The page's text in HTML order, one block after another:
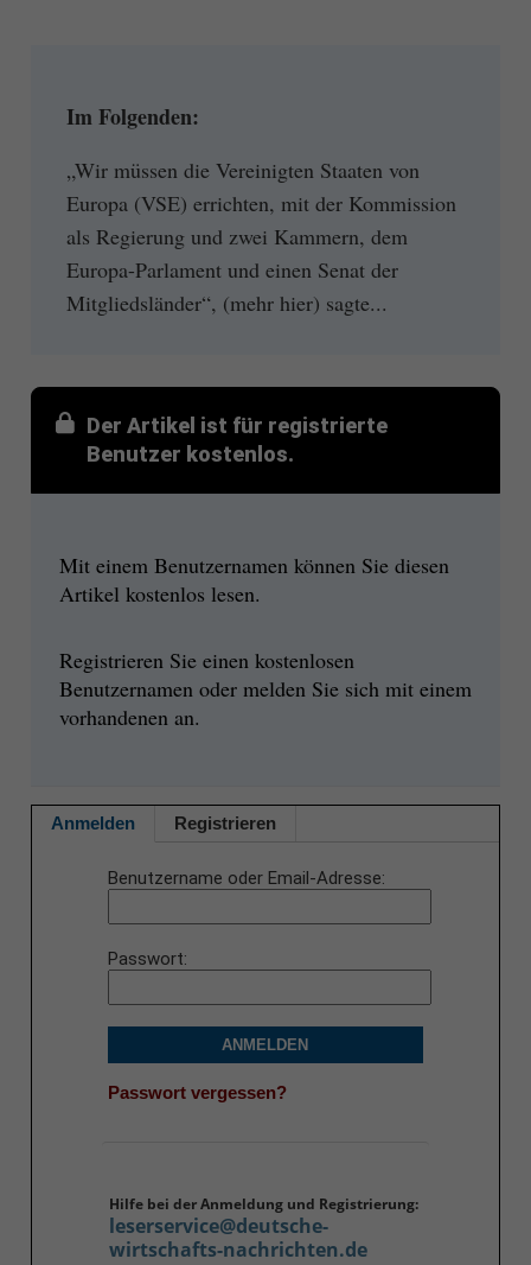
Im Folgenden:
„Wir müssen die Vereinigten Staaten von
Europa (VSE) errichten, mit der Kommission
als Regierung und zwei Kammern, dem
Europa-Parlament und einen Senat der
Mitgliedsländer“, (mehr hier) sagte...
Der Artikel ist für registrierte
Benutzer kostenlos.
Mit einem Benutzernamen können Sie diesen
Artikel kostenlos lesen.
Registrieren Sie einen kostenlosen
Benutzernamen oder melden Sie sich mit einem
vorhandenen an.
Anmelden Registrieren
Benutzername oder Email-Adresse
Passwort
ANMELDEN
Passwort vergessen?
Hilfe bei der Anmeldung und Registrierung:
leserservice@deutsche-
wirtschafts-nachrichten.de